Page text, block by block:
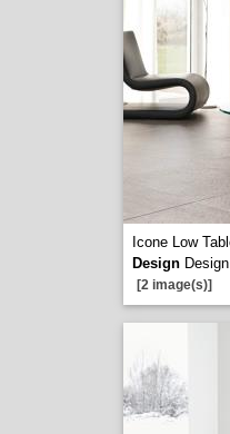
Icone Low
DesignDesign
[2 image(s)]